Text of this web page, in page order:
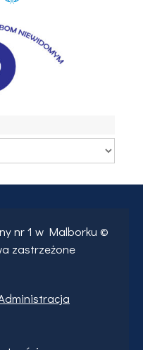
nr 1 w Malborku ©
zastrzeżone